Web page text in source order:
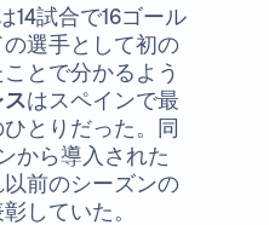
14試合で16ゴール
選手として初の
とで分かるよう
はスペインで最
とりだった。同
から導入された
前のシーズンの
していた。